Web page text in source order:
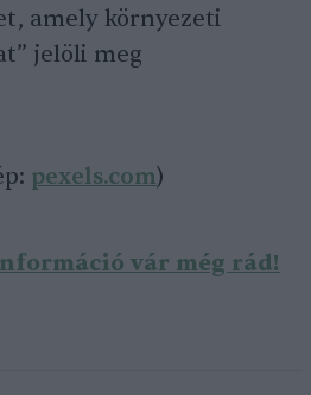
amely környezeti
jelöli meg
pexels.com)
vár még rád!